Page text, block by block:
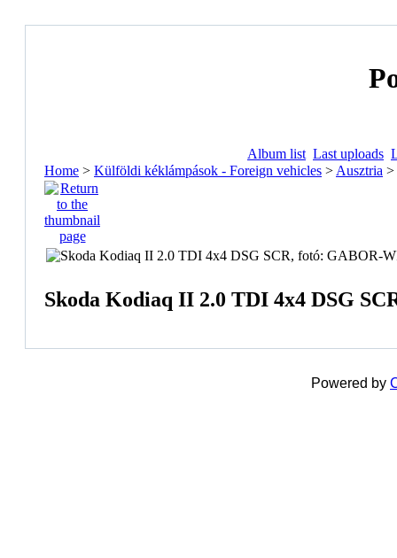
Album list Last uploads
Home > Külföldi kéklámpások - Foreign vehicles > Ausztria >
Skoda Kodiaq II 2.0 TDI 4x4 DSG
Powered by